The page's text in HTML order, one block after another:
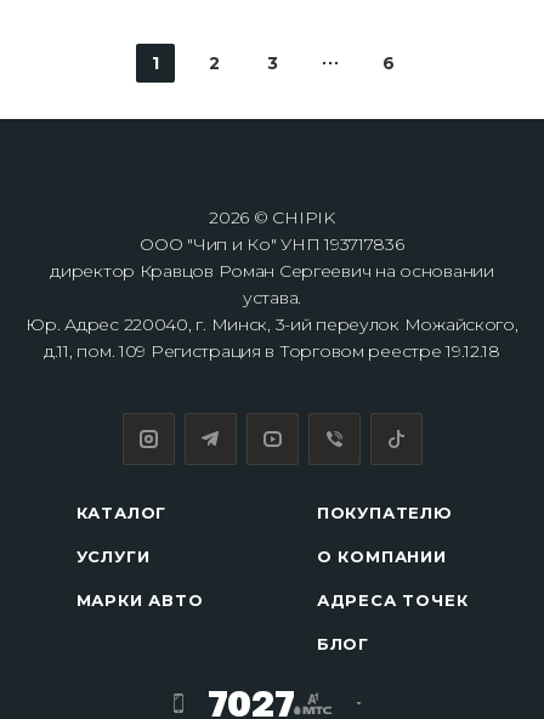
1 2 3 6
2026 © CHIPIK
ООО "Чип и Ко" УНП 193717836
директор Кравцов Роман Сергеевич на основании
устава.
Юр. Адрес 220040, г. Минск, 3-ий переулок Можайского,
д.11, пом. 109 Регистрация в Торговом реестре 19.12.18
КАТАЛОГ
УСЛУГИ
МАРКИ АВТО
ПОКУПАТЕЛЮ
О КОМПАНИИ
АДРЕСА ТОЧЕК
БЛОГ
7027